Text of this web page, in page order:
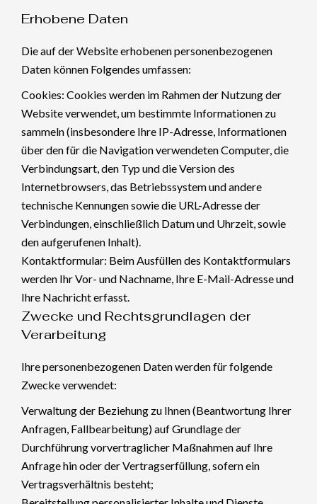
Erhobene Daten
Die auf der Website erhobenen personenbezogenen
Daten können Folgendes umfassen:
Cookies: Cookies werden im Rahmen der Nutzung der
Website verwendet, um bestimmte Informationen zu
sammeln (insbesondere Ihre IP-Adresse, Informationen
über den für die Navigation verwendeten Computer, die
Verbindungsart, den Typ und die Version des
Internetbrowsers, das Betriebssystem und andere
technische Kennungen sowie die URL-Adresse der
Verbindungen, einschließlich Datum und Uhrzeit, sowie
den aufgerufenen Inhalt).
Kontaktformular: Beim Ausfüllen des Kontaktformulars
werden Ihr Vor- und Nachname, Ihre E-Mail-Adresse und
Ihre Nachricht erfasst.
Zwecke und Rechtsgrundlagen der
Verarbeitung
Ihre personenbezogenen Daten werden für folgende
Zwecke verwendet:
Verwaltung der Beziehung zu Ihnen (Beantwortung Ihrer
Anfragen, Fallbearbeitung) auf Grundlage der
Durchführung vorvertraglicher Maßnahmen auf Ihre
Anfrage hin oder der Vertragserfüllung, sofern ein
Vertragsverhältnis besteht;